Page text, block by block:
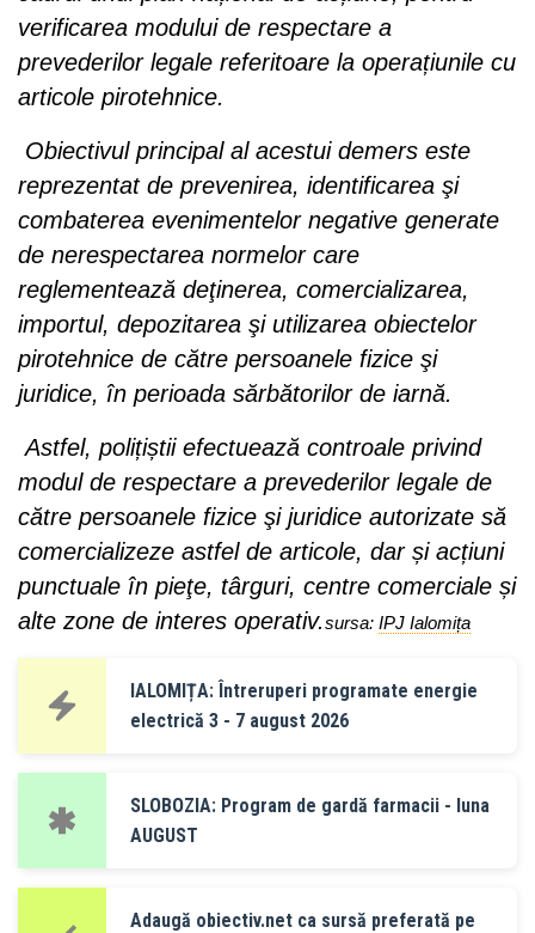
verificarea modului de respectare a
prevederilor legale referitoare la operațiunile cu
articole pirotehnice.
Obiectivul principal al acestui demers este
reprezentat de prevenirea, identificarea şi
combaterea evenimentelor negative generate
de nerespectarea normelor care
reglementează deţinerea, comercializarea,
importul, depozitarea şi utilizarea obiectelor
pirotehnice de către persoanele fizice şi
juridice, în perioada sărbătorilor de iarnă.
Astfel, polițiștii efectuează controale privind
modul de respectare a prevederilor legale de
către persoanele fizice şi juridice autorizate să
comercializeze astfel de articole, dar și acțiuni
punctuale în pieţe, târguri, centre comerciale și
alte zone de interes operativ.sursa: IPJ Ialomița
IALOMIȚA: Întreruperi programate energie
electrică 3 - 7 august 2026
SLOBOZIA: Program de gardă farmacii - luna
AUGUST
Adaugă obiectiv.net ca sursă preferată pe